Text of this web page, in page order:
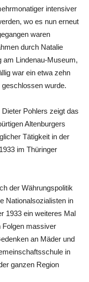
intensiver
wo es nun erneut
waren
durch Natalie
am Lindenau-Museum,
war ein etwa zehn
wurde.
Pohlers zeigt das
Altenburgers
Tätigkeit in der
im Thüringer
der Währungspolitik
Nationalsozialisten in
1933 ein weiteres Mal
Folgen massiver
an Mäder und
in
ganzen Region